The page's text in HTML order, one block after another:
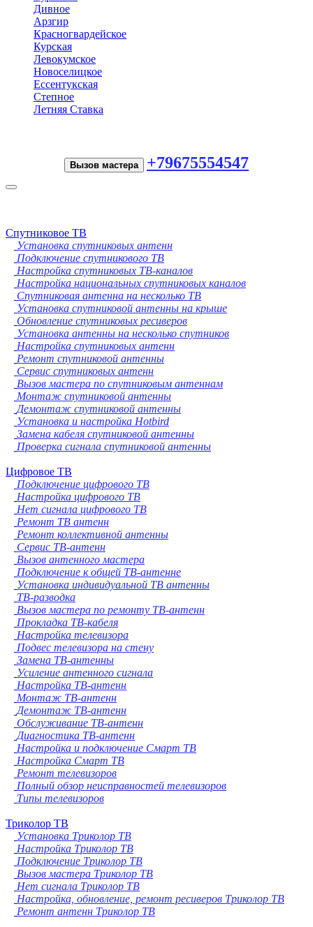
Дивное
Арзгир
Красногвардейское
Курская
Левокумское
Новоселицкое
Ессентукская
Степное
Летняя Ставка
Вызов мастера +79675554547
Toggle
Спутниковое ТВ
Установка спутниковых антенн
Подключение спутникового ТВ
Настройка спутниковых ТВ-каналов
Настройка национальных спутниковых каналов
Спутниковая антенна на несколько ТВ
Установка спутниковой антенны на крыше
Обновление спутниковых ресиверов
Установка антенны на несколько спутников
Настройка спутниковых антенн
Ремонт спутниковой антенны
Сервис спутниковых антенн
Вызов мастера по спутниковым антеннам
Монтаж спутниковой антенны
Демонтаж спутниковой антенны
Установка и настройка Hotbird
Замена кабеля спутниковой антенны
Проверка сигнала спутниковой антенны
Цифровое ТВ
Подключение цифрового ТВ
Настройка цифрового ТВ
Нет сигнала цифрового ТВ
Ремонт ТВ антенн
Ремонт коллективной антенны
Сервис ТВ-антенн
Вызов антенного мастера
Подключение к общей ТВ-антенне
Установка индивидуальной ТВ антенны
ТВ-разводка
Вызов мастера по ремонту ТВ-антенн
Прокладка ТВ-кабеля
Настройка телевизора
Подвес телевизора на стену
Замена ТВ-антенны
Усиление антенного сигнала
Настройка ТВ-антенн
Монтаж ТВ-антенн
Демонтаж ТВ-антенн
Обслуживание ТВ-антенн
Диагностика ТВ-антенн
Настройка и подключение Смарт ТВ
Настройка Смарт ТВ
Ремонт телевизоров
Полный обзор неисправностей телевизоров
Типы телевизоров
Триколор ТВ
Установка Триколор ТВ
Настройка Триколор ТВ
Подключение Триколор ТВ
Вызов мастера Триколор ТВ
Нет сигнала Триколор ТВ
Настройка, обновление, ремонт ресиверов Триколор ТВ
Ремонт антенн Триколор ТВ